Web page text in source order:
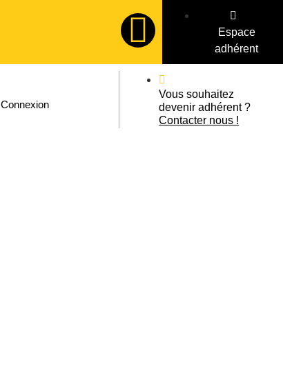
Espace
adhérent
Connexion
Vous souhaitez
devenir adhérent ?
Contacter nous !